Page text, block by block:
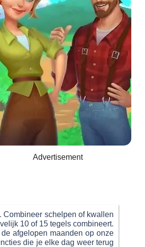
Advertisement
Combineer schelpen of kwallen
10 of 15 tegels combineert.
afgelopen maanden op onze
die je elke dag weer terug